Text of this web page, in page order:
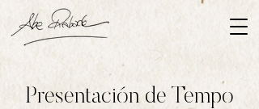
Presentación de Tempo